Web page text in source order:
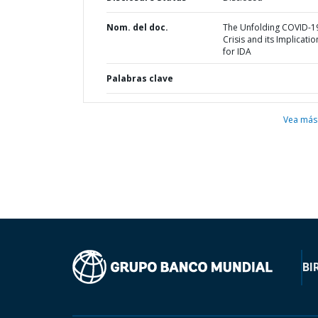
Nom. del doc.
The Unfolding COVID-
Crisis and its
for IDA
Palabras clave
Vea más